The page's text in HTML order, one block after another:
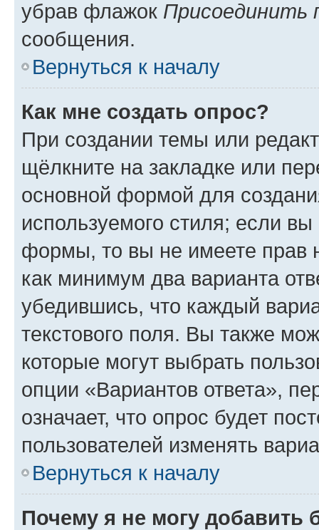
убрав флажок Присоединить
сообщения.
Вернуться к началу
Как мне создать опрос?
При создании темы или
щёлкните на закладке или
основной формой для
используемого стиля; если
формы, то вы не имеете прав
как минимум два варианта
убедившись, что каждый
текстового поля. Вы также
которые могут выбрать
опции «Вариантов ответа»,
означает, что опрос будет
пользователей изменять
Вернуться к началу
Почему я не могу добавить